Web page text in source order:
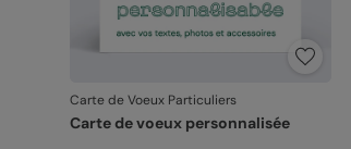
Carte de Voeux Particuliers
Carte de voeux personnalisée